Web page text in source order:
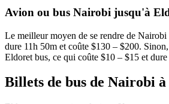
Avion ou bus Nairobi jusqu'à
Le meilleur moyen de se rendre de Nairobi
dure 11h 50m et coûte $130 – $200.
Eldoret bus, ce qui coûte $10 – $15 et
Billets de bus de Nairobi